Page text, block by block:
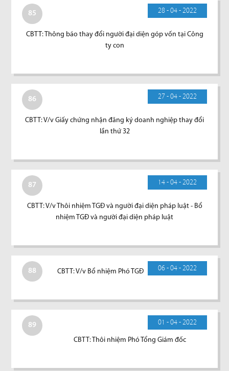
85 28 - 04 - 2022
CBTT: Thông báo thay đổi người đại diện góp vốn tại Công
ty con
86 27 - 04 - 2022
CBTT: V/v Giấy chứng nhận đăng ký doanh nghiệp thay đổi
lần thứ 32
87 14 - 04 - 2022
CBTT: V/v Thôi nhiệm TGĐ và người đại diện pháp luật - Bổ
nhiệm TGĐ và người đại diện pháp luật
88 06 - 04 - 2022
CBTT: V/v Bổ nhiệm Phó TGĐ
89 01 - 04 - 2022
CBTT: Thôi nhiệm Phó Tổng Giám đốc